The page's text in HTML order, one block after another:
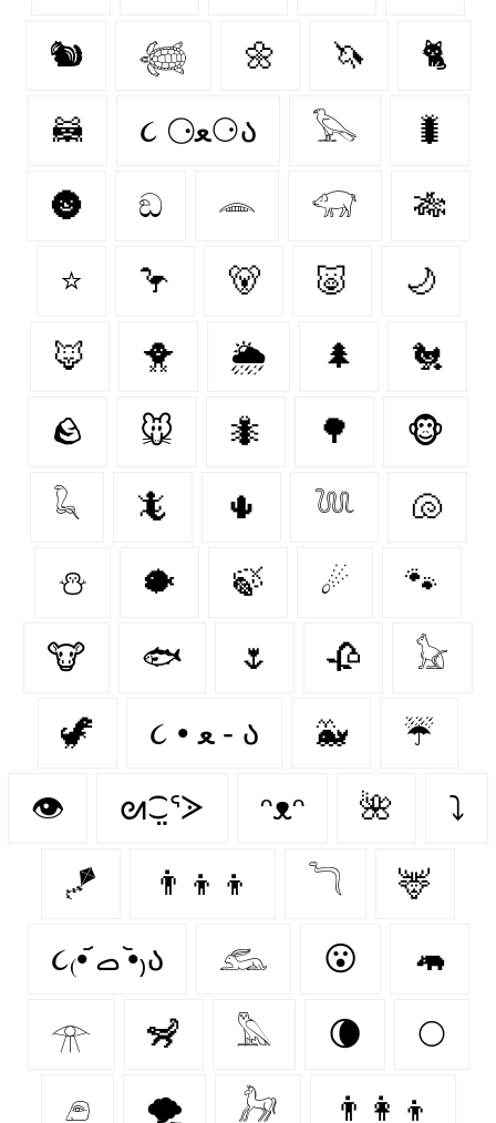
🐿️ 𓆉 🌼 🦄 🐈‍
🦝 ૮ ⚆ﻌ⚆ა 𓅂 🐛
🌚 ඞ 𓂎 𓃟 🎋
⭐ 🦩 🐻‍ 🐷 🌙
🦊 🐥 🌦️ 🌲 🐔
🪨 🐭 🐜 🌳 🐵
𓆗 🦎 🌵 𓆙 🐚
⛄ 🐡 🍃 ☄ 🐾
🐮 🐟 🌷 🥀 𓃠
🦖 ૮ • ﻌ - ა⁩ 🐳 ☔
👁️ ᘛ⁐̤ᕐᐷ ᵔᴥᵔ 🌺 ⤵
🪁 👨‍👦‍👦 𓆓 🦌
૮₍•᷄ ࡇ •᷅₎ა 𓃹 😮‍ 🦛
𓁿 🦨 𓅓 🌘 🌕
𓂉 🌪️ 𓃗 👨‍👩‍👦